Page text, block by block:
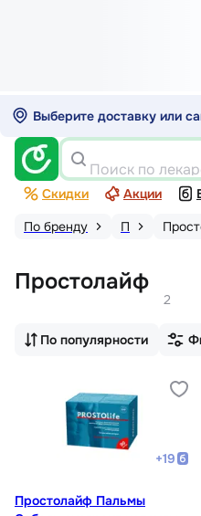
Выберите доставку или
Поиск по
Скидки Акции
По бренду
П
Простолайф
2
По популярности
+19
Простолайф Пальмы